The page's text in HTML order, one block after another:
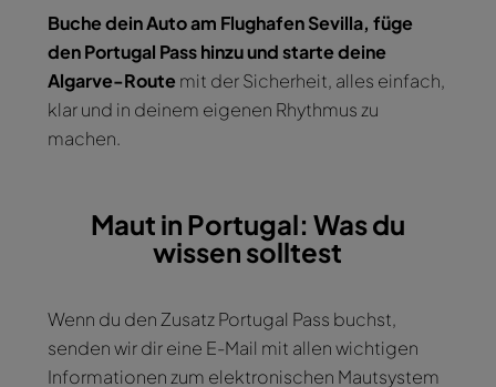
Buche dein Auto am Flughafen Sevilla, füge
den Portugal Pass hinzu und starte deine
Algarve-Route mit der Sicherheit, alles einfach,
klar und in deinem eigenen Rhythmus zu
machen.
Maut in Portugal: Was du
wissen solltest
Wenn du den Zusatz Portugal Pass buchst,
senden wir dir eine E-Mail mit allen wichtigen
Informationen zum elektronischen Mautsystem